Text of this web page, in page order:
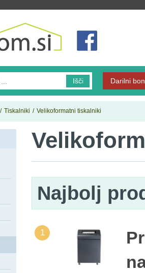
Išči Darilni
/ Tiskalniki / Velikoformatni tiskalniki
Najbolj
1